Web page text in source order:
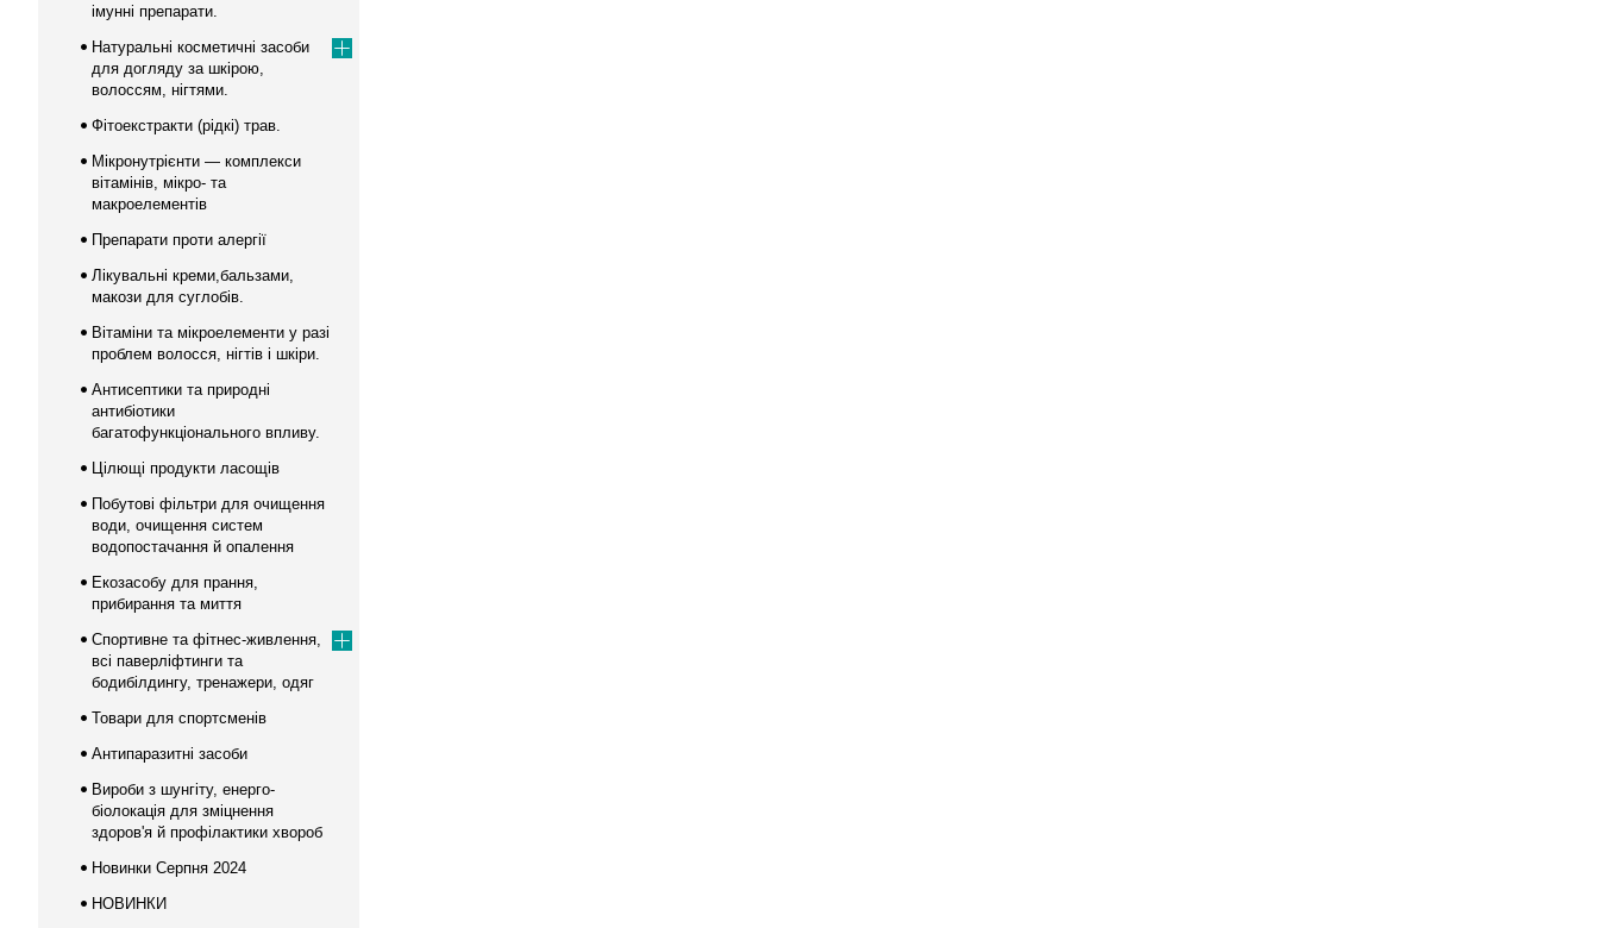
імунні препарати.
Натуральні косметичні засоби
для догляду за шкірою,
волоссям, нігтями.
Фітоекстракти (рідкі) трав.
Мікронутрієнти — комплекси
вітамінів, мікро- та
макроелементів
Препарати проти алергії
Лікувальні креми,бальзами,
макози для суглобів.
Вітаміни та мікроелементи у разі
проблем волосся, нігтів і шкіри.
Антисептики та природні
антибіотики
багатофункціонального впливу.
Цілющі продукти ласощів
Побутові фільтри для очищення
води, очищення систем
водопостачання й опалення
Екозасобу для прання,
прибирання та миття
Спортивне та фітнес-живлення,
всі паверліфтинги та
бодибілдингу, тренажери, одяг
Товари для спортсменів
Антипаразитні засоби
Вироби з шунгіту, енерго-
біолокація для зміцнення
здоров'я й профілактики хвороб
Новинки Серпня 2024
НОВИНКИ